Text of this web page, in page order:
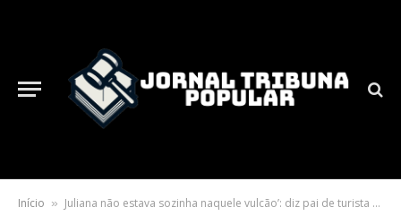
Início » Juliana não estava sozinha naquele vulcão’: diz pai de turista brasileira sobre acidente na Indonésia